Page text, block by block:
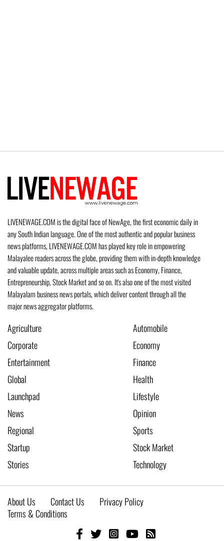
LIVENEWAGE.COM is the digital face of NewAge, the first economic daily in
any South Indian language. One of the most authentic and popular business
news platforms, LIVENEWAGE.COM has played key role in empowering
Malayalee readers across the globe, providing them with in-depth knowledge
and valuable update, across multiple areas such as Economy, Finance,
Entrepreneurship, Stock Market and so on. It's also one of the most visited
Malayalam business news portals, which deliver content through all the
major news aggregator platforms.
Agriculture
Automobile
Corporate
Economy
Entertainment
Finance
Global
Health
Launchpad
Lifestyle
News
Opinion
Regional
Sports
Startup
Stock Market
Stories
Technology
About Us Contact Us
Privacy Policy
Terms & Conditions